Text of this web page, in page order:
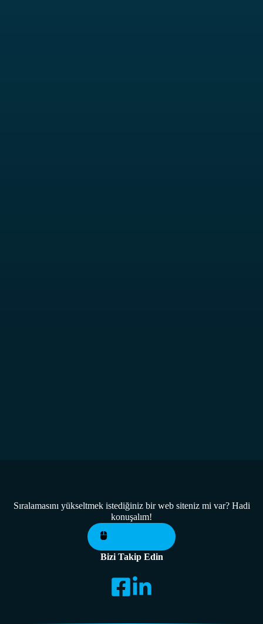
Sıralamasını yükseltmek istediğiniz bir web siteniz mi var? Hadi
konuşalım!
Bizi Takip Edin